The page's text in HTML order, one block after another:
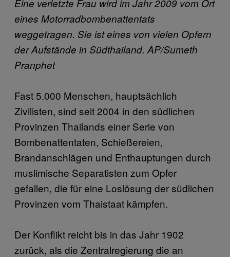
Eine verletzte Frau wird im Jahr 2009 vom Ort
eines Motorradbombenattentats
weggetragen. Sie ist eines von vielen Opfern
der Aufstände in Südthailand. AP/Sumeth
Pranphet
Fast 5.000 Menschen, hauptsächlich
Zivilisten, sind seit 2004 in den südlichen
Provinzen Thailands einer Serie von
Bombenattentaten, Schießereien,
Brandanschlägen und Enthauptungen durch
muslimische Separatisten zum Opfer
gefallen, die für eine Loslösung der südlichen
Provinzen vom Thaistaat kämpfen.
Der Konflikt reicht bis in das Jahr 1902
zurück, als die Zentralregierung die an